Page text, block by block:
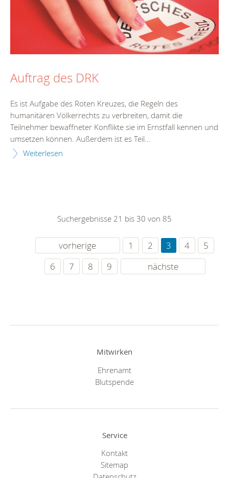
Auftrag des DRK
Es ist Aufgabe des Roten Kreuzes, die Regeln des
humanitären Völkerrechts zu verbreiten, damit die
Teilnehmer bewaffneter Konflikte sie im Ernstfall kennen und
umsetzen können. Außerdem ist es Teil…
Weiterlesen
Suchergebnisse 21 bis 30 von 85
vorherige 1 2 3 4
5
6
7 8 9 nächste
Mitwirken
Ehrenamt
Blutspende
Service
Kontakt
Sitemap